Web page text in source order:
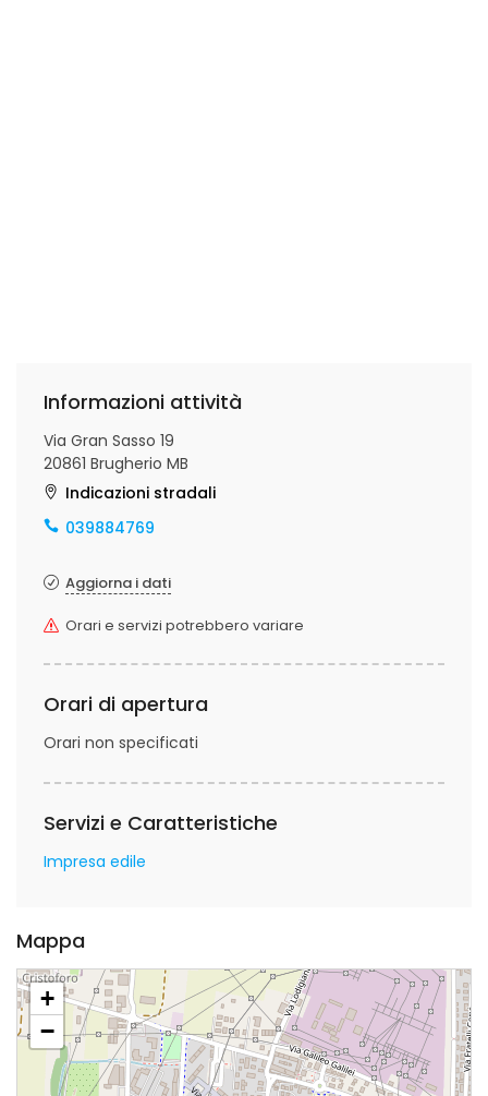
Informazioni attività
Via Gran Sasso 19
20861 Brugherio MB
Indicazioni stradali
039884769
Aggiorna i dati
Orari e servizi potrebbero variare
Orari di apertura
Orari non specificati
Servizi e Caratteristiche
Impresa edile
Mappa
+
−